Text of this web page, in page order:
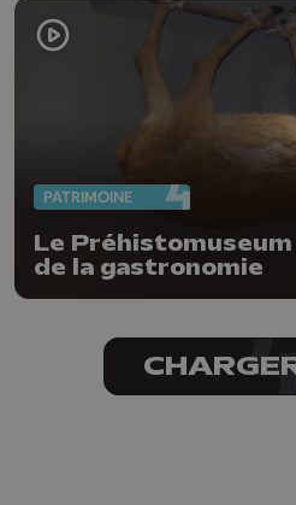
PATRIMOINE
Le
de la gastronomie